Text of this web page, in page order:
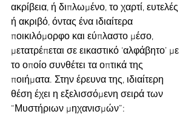
ακρίβεια, ή διπλωμένο, το χαρτί, ευτελές
ή ακριβό, όντας ένα ιδιαίτερα
ποικιλόμορφο και εύπλαστο μέσο,
μετατρέπεται σε εικαστικό ‘αλφάβητο’ με
το οποίο συνθέτει τα οπτικά της
ποιήματα. Στην έρευνα της, ιδιαίτερη
θέση έχει η εξελισσόμενη σειρά των
“Μυστήριων μηχανισμών”: